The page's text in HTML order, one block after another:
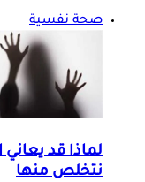
صحة نفسية
لماذا قد
نتخلص منها